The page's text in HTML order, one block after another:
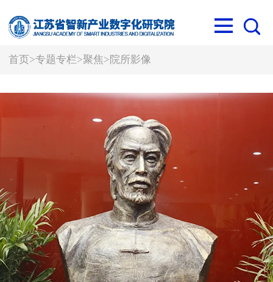
首页>专题专栏>聚焦>院所影像